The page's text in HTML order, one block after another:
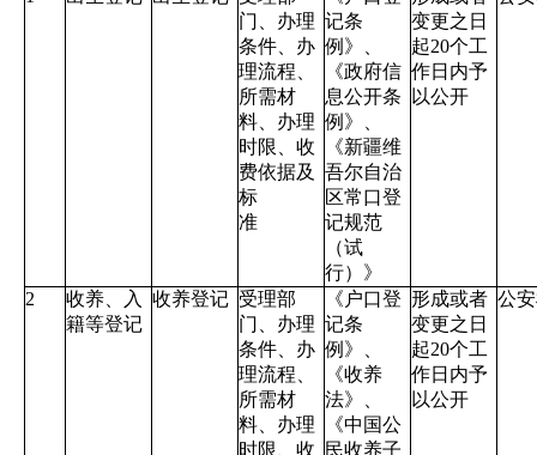
门、办理
条件、办
理流程、
所需材
料、办理
时限、收
费依据及
标
准
记条
例》、
《政府信
息公开条
例》、
《新疆维
吾尔自治
区常口登
记规范
（试
行）》
变更之日
起20个工
作日内予
以公开
2
收养、入
籍等登记
收养登记 受理部
门、办理
条件、办
理流程、
所需材
料、办理
时限、收
《户口登
记条
例》、
《收养
法》、
《中国公
民收养子
形成或者
变更之日
起20个工
作日内予
以公开
公